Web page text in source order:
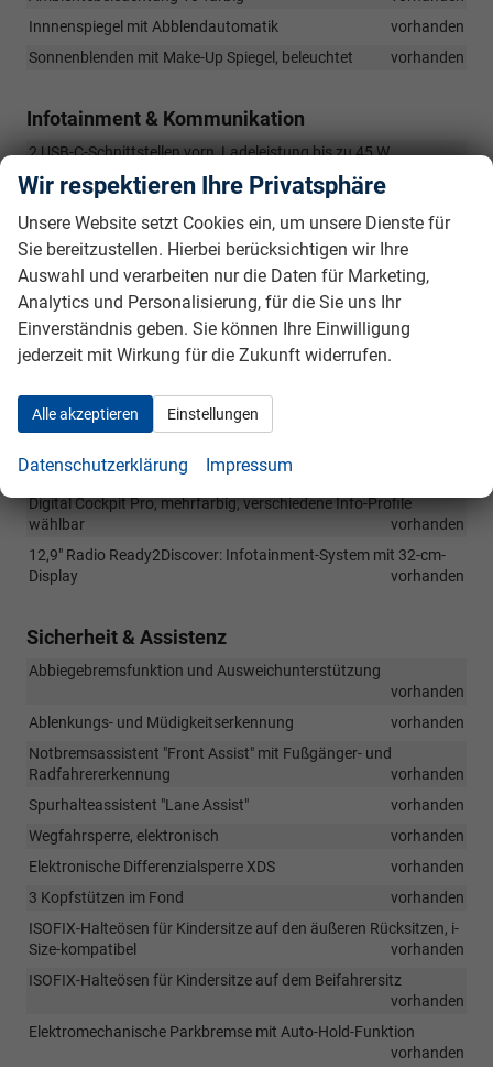
Innnenspiegel mit Abblendautomatik
vorhanden
Sonnenblenden mit Make-Up Spiegel, beleuchtet
vorhanden
Infotainment & Kommunikation
2 USB-C-Schnittstellen vorn, Ladeleistung bis zu 45 W
2 USB-C-Schnittstellen hinten, Ladeleistung bis zu 45 W
vorhanden
6+1 Lautsprecher
vorhanden
App-Connect Wireless für Apple CarPlay und Android Auto
vorhanden
Digitaler Radioempfang DAB+
vorhanden
Telefonschnittstelle (Bluetooth-Freisprecheinrichtung)
12-V-Steckdose im Gepäckraum
Digital Cockpit Pro, mehrfarbig, verschiedene Info-Profile
wählbar
vorhanden
12,9" Radio Ready2Discover: Infotainment-System mit 32-cm-
Display
vorhanden
Sicherheit & Assistenz
Abbiegebremsfunktion und Ausweichunterstützung
vorhanden
Ablenkungs- und Müdigkeitserkennung
vorhanden
Notbremsassistent "Front Assist" mit Fußgänger- und
Radfahrererkennung
vorhanden
Spurhalteassistent "Lane Assist"
vorhanden
Wegfahrsperre, elektronisch
vorhanden
Elektronische Differenzialsperre XDS
vorhanden
3 Kopfstützen im Fond
vorhanden
ISOFIX-Halteösen für Kindersitze auf den äußeren Rücksitzen, i-
Size-kompatibel
vorhanden
ISOFIX-Halteösen für Kindersitze auf dem Beifahrersitz
vorhanden
Elektromechanische Parkbremse mit Auto-Hold-Funktion
vorhanden
Wir respektieren Ihre Privatsphäre
Unsere Website setzt Cookies ein, um unsere Dienste für
Sie bereitzustellen. Hierbei berücksichtigen wir Ihre
Auswahl und verarbeiten nur die Daten für Marketing,
Analytics und Personalisierung, für die Sie uns Ihr
Einverständnis geben. Sie können Ihre Einwilligung
jederzeit mit Wirkung für die Zukunft widerrufen.
Alle akzeptieren Einstellungen
Datenschutzerklärung Impressum